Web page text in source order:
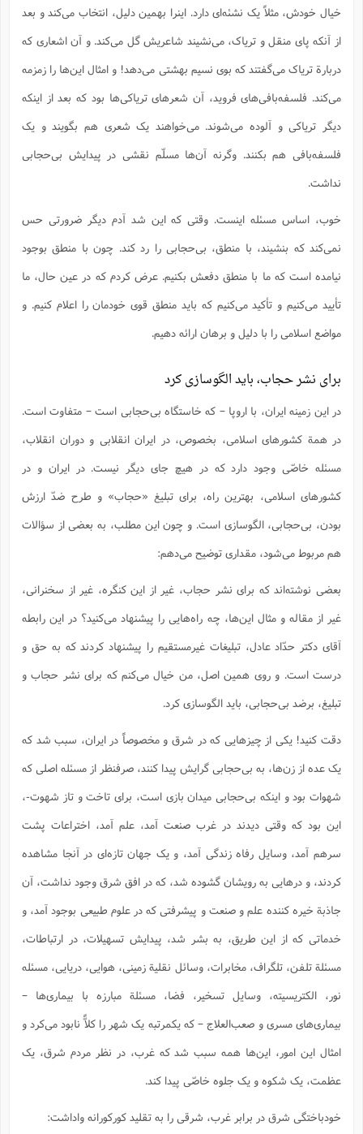
خیال خودش، مثلاً یک نشئه‌ای دارد. اینرا بهمین دلیل، انتخاب می‌کند و بعد
از آنکه پای منقل و تریاک، می‌نشیند شاعریش گل می‌کند. و آن اشعاری که
دربارة تریاک می‌گفتند که بوی نسیم بهشتی می‌دهد! و امثال این‌ها را زمزمه
می‌کند. فلسفه‌بافی‌های فروید، آن شعرهای تریاکی‌ها بود که بعد از اینکه
دیگر تریاکی و آلوده می‌شوند. می‌خواهند یک شعری هم بگویند و یک
فلسفه‌بافی هم بکنند. وگرنه آن‌ها مسلّم نقشی در پیدایش بی‌حجابی
نداشت.
خوب، اساس مسئله اینست. وقتی که این شد آدم دیگر ضرورتی حس
نمی‌کند که بنشیند، با منطق، بی‌حجابی را رد کند. چون با منطق بوجود
نیامده است که ما با منطق دفعش بکنیم. عرض کردم که در عین حال، ما
تأیید می‌کنیم و تأکید می‌کنیم که باید منطق قوی خودمان را اعلام کنیم. و
مواضع اسلامی را با دلیل و برهان ارائه دهیم.
برای نشر حجاب، باید الگوسازی کرد
در این زمینه ایران، با اروپا – که خاستگاه بی‌حجابی است – متفاوت است.
در همة کشورهای اسلامی، بخصوص، در ایران انقلابی و دوران انقلاب،
مسئله خاصّی وجود دارد که در هیچ جای دیگر نیست. در ایران و در
کشورهای اسلامی، بهترین راه، برای تبلیغ «حجاب» و طرح ضدّ ارزش
بودن، بی‌حجابی، الگوسازی است. و چون این مطلب، به بعضی از سؤالات
هم مربوط می‌شود، مقداری توضیح می‌دهم:
بعضی نوشته‌اند که برای نشر حجاب، غیر از این کنگره، غیر از سخنرانی،
غیر از مقاله و مثال این‌ها، چه راه‌هایی را پیشنهاد می‌کنید؟ در این رابطه
آقای دکتر حدّاد عادل، تبلیغات غیرمستقیم را پیشنهاد کردند که به حق و
درست است. و روی همین اصل، من خیال می‌کنم که برای نشر حجاب و
تبلیغ، برضد بی‌حجابی، باید الگوسازی کرد.
دقت کنید! یکی از چیزهایی که در شرق و مخصوصاً در ایران، سبب شد که
یک عده از زن‌ها، به بی‌حجابی گرایش پیدا کنند، صرفنظر از مسئله اصلی که
شهوات بود و اینکه بی‌حجابی میدان بازی است، برای تاخت و تاز شهوت-،
این بود که وقتی دیدند در غرب صنعت آمد، علم آمد، اختراعات پشت
سرهم آمد، وسایل رفاه زندگی آمد، و یک جهان تازه‌ای در‌ آنجا مشاهده
کردند، و درهایی به رویشان گشوده شد، که در افق شرق وجود نداشت، آن
جاذبة خیره کننده علم و صنعت و پیشرفتی که در علوم طبیعی بوجود آمد، و
خدماتی که از این طریق، به بشر شد، پیدایش تسهیلات، در ارتباطات،
مسئلة تلفن، تلگراف، مخابرات، وسائل نقلیة زمینی، هوایی، دریایی، مسئله
نور، الکتریسیته، وسایل تسخیر، فضا، مسئلة مبارزه با بیماری‌ها –
بیماری‌های مسری و صعب‌العلاج – که یکمرتبه یک شهر را کلاًّ نابود می‌کرد و
امثال این امور، این‌ها همه سبب شد که غرب، در نظر مردم شرق، یک
عظمت، یک شکوه و یک جلوه خاصّی پیدا کند.
خودباختگی شرق در برابر غرب، شرقی را به تقلید کورکورانه واداشت: